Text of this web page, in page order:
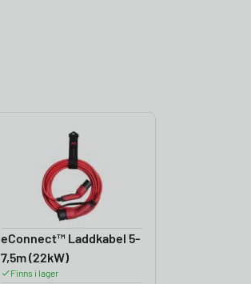
eConnect™ Laddkabel 5-
7,5m (22kW)
Finns i lager